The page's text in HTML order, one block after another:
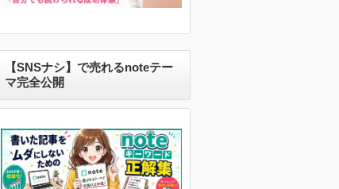
【SNSナシ】で売れるnoteテー
マ完全公開